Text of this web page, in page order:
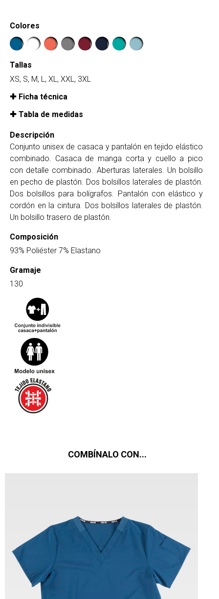
Colores
Tallas
XS, S, M, L, XL, XXL, 3XL
Ficha técnica
Tabla de medidas
Descripción
Conjunto unisex de casaca y pantalón en tejido elástico
combinado. Casaca de manga corta y cuello a pico
con detalle combinado. Aberturas laterales. Un bolsillo
en pecho de plastón. Dos bolsillos laterales de plastón.
Dos bolsillos para bolígrafos. Pantalón con elástico y
cordón en la cintura. Dos bolsillos laterales de plastón.
Un bolsillo trasero de plastón.
Composición
93% Poliéster 7% Elastano
Gramaje
130
COMBÍNALO CON...